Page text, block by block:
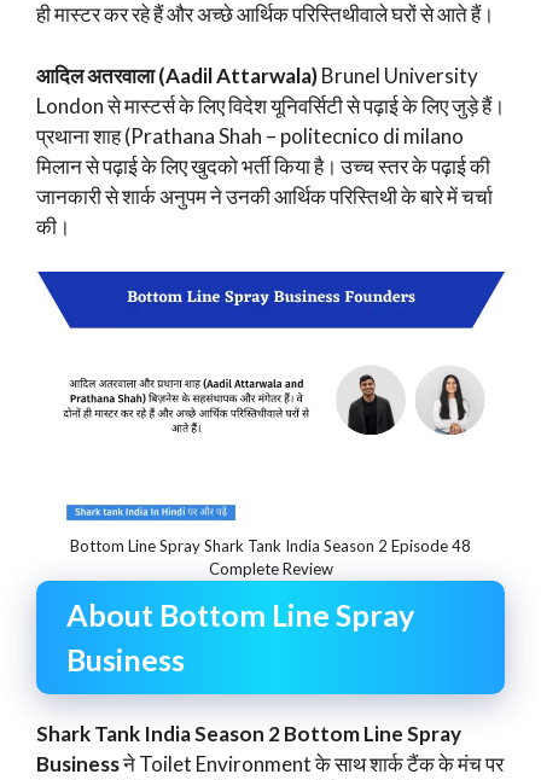
ही मास्टर कर रहे हैं और अच्छे आर्थिक परिस्तिथीवाले घरों से आते हैं।
आदिल अतरवाला (Aadil Attarwala)Brunel University
London से मास्टर्स के लिए विदेश यूनिवर्सिटी से पढ़ाई के लिए जुड़े हैं।
प्रथाना शाह (Prathana Shah – politecnico di milano
मिलान से पढ़ाई के लिए खुदको भर्ती किया है। उच्च स्तर के पढ़ाई की
जानकारी से शार्क अनुपम ने उनकी आर्थिक परिस्तिथी के बारे में चर्चा
की।
Bottom Line Spray Shark Tank India Season 2 Episode 48
Complete Review
About Bottom Line Spray
Business
Shark Tank India Season 2 Bottom Line Spray
Businessने Toilet Environment के साथ शार्क टैंक के मंच पर